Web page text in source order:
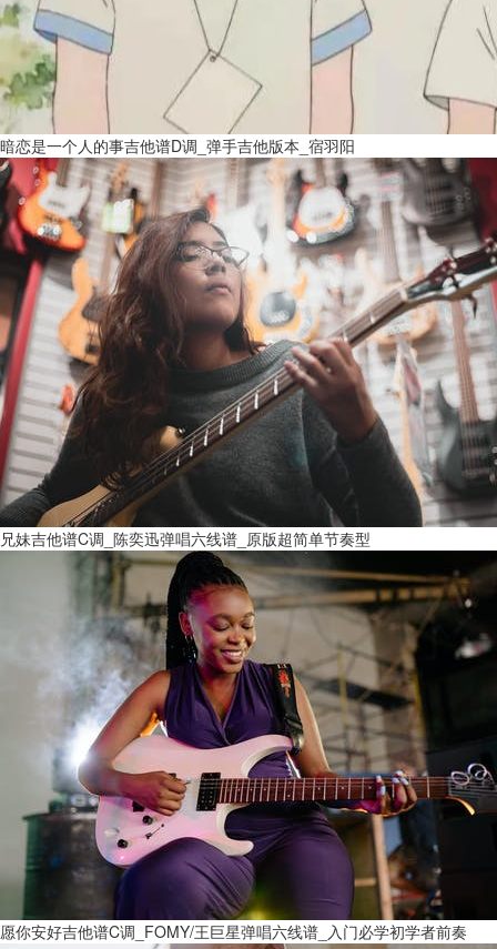
暗恋是一个人的事吉他谱D调_弹手吉他版本_宿羽阳
兄妹吉他谱C调_陈奕迅弹唱六线谱_原版超简单节奏型
愿你安好吉他谱C调_FOMY/王巨星弹唱六线谱_入门必学初学者前奏